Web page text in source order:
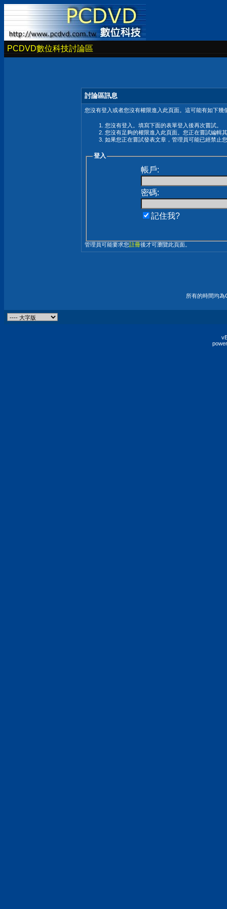
PCDVD數位科技討論區
討論區訊息
您沒有登入或者您沒有權限進入此頁面。這可能有如下幾
您沒有登入。填寫下面的表單登入後再次嘗試。
您沒有足夠的權限進入此頁面。您正在嘗試編輯
如果您正在嘗試發表文章，管理員可能已經禁止
登入
帳戶:
密碼:
記住我?
管理員可能要求您註冊後才可瀏覽此頁面。
所有的時間均為